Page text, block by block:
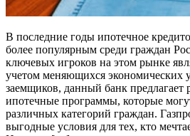
В последние годы ипотечное
более популярным среди граждан
ключевых игроков на этом рынке
учетом меняющихся экономических
заемщиков, данный банк предлагает
ипотечные программы, которые
различных категорий граждан.
выгодные условия для тех, кто